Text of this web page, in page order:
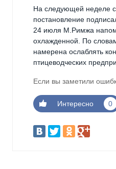
На следующей неделе
постановление
24 июля М.Римжа
охлажденной. По
намерена ослаблять
птицеводческих
Если вы заметили
Интересно 0